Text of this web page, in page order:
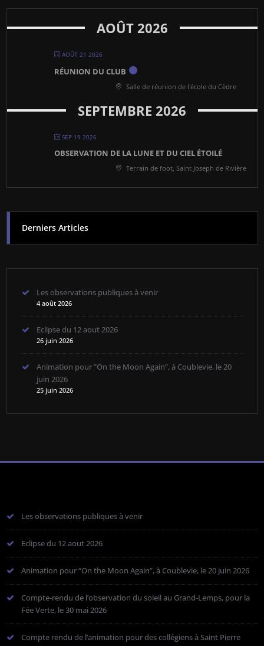
AOÛT 2026
AOÛT 21 2026
RÉUNION DU CLUB
Salle de réunion de l'école du Cèdre
SEPTEMBRE 2026
SEP 19 2026
OBSERVATION DE LA LUNE ET DU CIEL ÉTOILÉ
Terrain de foot, Saint Joseph de Rivière
Derniers Articles
Les observations publiques à venir
4 août 2026
Eclipse du 12 aout 2026
26 juin 2026
Animation pour “On the Moon Again”, à Coublevie, le 20
juin 2026
25 juin 2026
Les observations publiques à venir
Eclipse du 12 aout 2026
Animation pour “On the Moon Again”, à Coublevie, le 20 juin 2026
Compte-rendu de l’observation du soleil au Grand-Lemps, pour la
Fée Verte, le 30 mai 2026
Compte rendu de l’animation pour des collégiens à Saint Pierre